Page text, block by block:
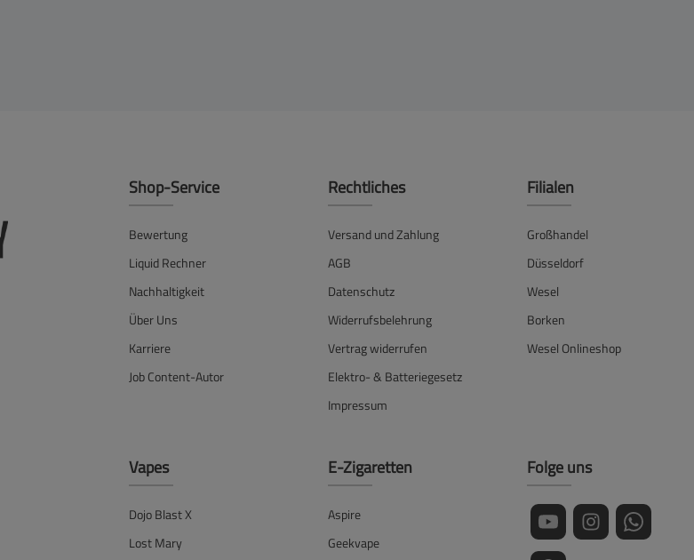
Shop-Service
Bewertung
Liquid Rechner
Nachhaltigkeit
Über Uns
Karriere
Job Content-Autor
Rechtliches
Versand und Zahlung
AGB
Datenschutz
Widerrufsbelehrung
Vertrag widerrufen
Elektro- & Batteriegesetz
Impressum
Filialen
Großhandel
Düsseldorf
Wesel
Borken
Wesel Onlineshop
Vapes
Dojo Blast X
Lost Mary
E-Zigaretten
Aspire
Geekvape
Folge uns